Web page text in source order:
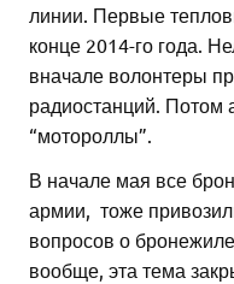
линии. Первые
конце 2014-го года.
вначале волонтеры
радиостанций. Потом
“мотороллы”.
В начале мая все
армии, тоже
вопросов о
вообще, эта тема